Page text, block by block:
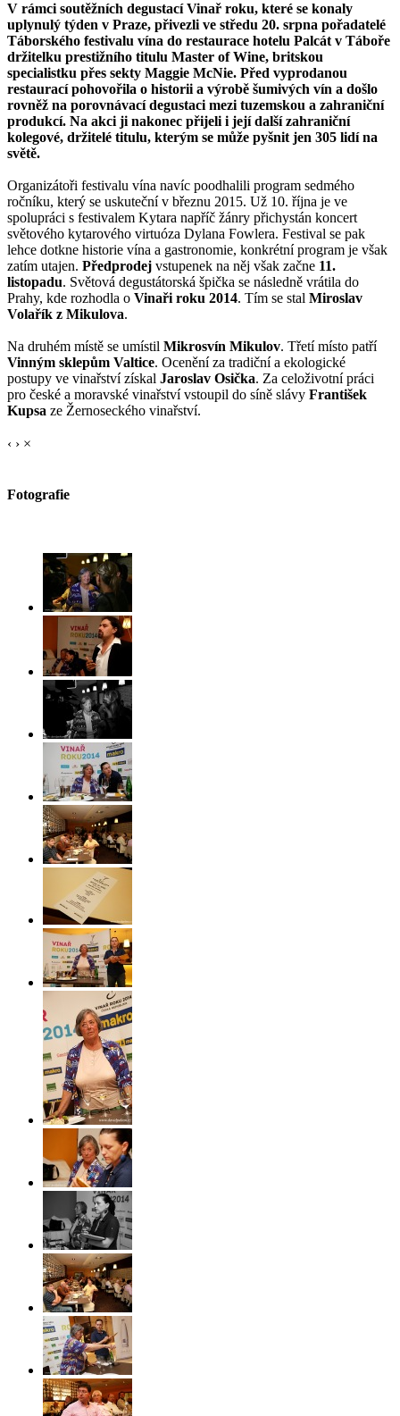
V rámci soutěžních degustací Vinař roku, které se konaly
uplynulý týden v Praze, přivezli ve středu 20. srpna pořadatelé
Táborského festivalu vína do restaurace hotelu Palcát v Táboře
držitelku prestižního titulu Master of Wine, britskou
specialistku přes sekty Maggie McNie. Před vyprodanou
restaurací pohovořila o historii a výrobě šumivých vín a došlo
rovněž na porovnávací degustaci mezi tuzemskou a zahraniční
produkcí. Na akci ji nakonec přijeli i její další zahraniční
kolegové, držitelé titulu, kterým se může pyšnit jen 305 lidí na
světě.
Organizátoři festivalu vína navíc poodhalili program sedmého
ročníku, který se uskuteční v březnu 2015. Už 10. října je ve
spolupráci s festivalem Kytara napříč žánry přichystán koncert
světového kytarového virtuóza Dylana Fowlera. Festival se pak
lehce dotkne historie vína a gastronomie, konkrétní program je však
zatím utajen. Předprodej vstupenek na něj však začne 11.
listopadu. Světová degustátorská špička se následně vrátila do
Prahy, kde rozhodla o Vinaři roku 2014. Tím se stal Miroslav
Volařík z Mikulova.
Na druhém místě se umístil Mikrosvín Mikulov. Třetí místo patří
Vinným sklepům Valtice. Ocenění za tradiční a ekologické
postupy ve vinařství získal Jaroslav Osička. Za celoživotní práci
pro české a moravské vinařství vstoupil do síně slávy František
Kupsa ze Žernoseckého vinařství.
‹ › ×
Fotografie